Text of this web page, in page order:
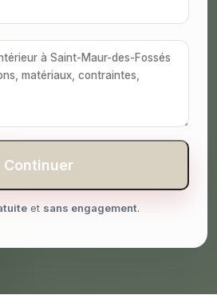
Continuer
et sans engagement.